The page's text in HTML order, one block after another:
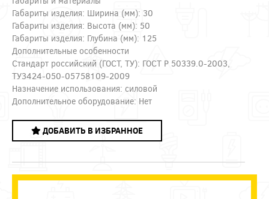
Габариты изделия: Ширина (мм): 30
Габариты изделия: Высота (мм): 50
Габариты изделия: Глубина (мм): 125
Дополнительные особенности
Стандарт российский (ГОСТ, ТУ): ГОСТ Р 50339.0-2003,
ТУ3424-050-05758109-2009
Назначение использования: силовой
Дополнительное оборудование: Нет
ДОБАВИТЬ В ИЗБРАННОЕ